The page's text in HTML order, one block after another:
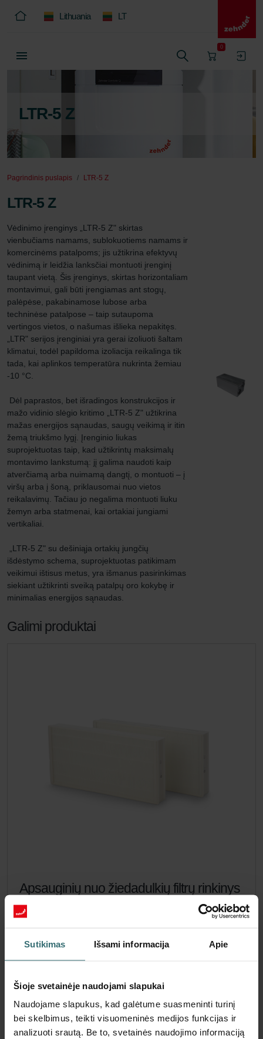
Sutikimas Išsami informacija Apie
Šioje svetainėje naudojami slapukai
Naudojame slapukus, kad galėtume suasmeninti turinį
bei skelbimus, teikti visuomeninės medijos funkcijas ir
analizuoti srautą. Be to, svetainės naudojimo informaciją
Lithuania LT
0
LTR-5 Z
Pagrindinis puslapis LTR-5 Z
LTR-5 Z
Vėdinimo įrenginys „LTR-5 Z" skirtas
vienbučiams namams, sublokuotiems namams ir
komercinėms patalpoms; jis užtikrina efektyvų
vėdinimą ir leidžia lanksčiai montuoti įrenginį
taupant vietą. Šis įrenginys, skirtas horizontaliam
montavimui, gali būti įrengiamas ant stogų,
palėpėse, pakabinamose lubose arba
techninėse patalpose – taip sutaupoma
vertingos vietos, o našumas išlieka nepakitęs.
„LTR" serijos įrenginiai yra gerai izoliuoti šaltam
klimatui, todėl papildoma izoliacija reikalinga tik
tada, kai aplinkos temperatūra nukrinta žemiau
-10 °C.
mažo vidinio slėgio kritimo „LTR-5 Z" užtikrina
mažas energijos sąnaudas, saugų veikimą ir itin
žemą triukšmo lygį. Įrenginio liukas
suprojektuotas taip, kad užtikrintų maksimalų
montavimo lankstumą: jį galima naudoti kaip
atverčiamą arba nuimamą dangtį, o montuoti – į
viršų arba į šoną, priklausomai nuo vietos
reikalavimų. Tačiau jo negalima montuoti liuku
žemyn arba statmenai, kai ortakiai jungiami
vertikaliai.
išdėstymo schema, suprojektuotas patikimam
veikimui ištisus metus, yra išmanus pasirinkimas
siekiant užtikrinti sveiką patalpų oro kokybę ir
minimalias energijos sąnaudas.
Galimi produktai
Apsauginių nuo žiedadulkių filtrų rinkinys
– LTR-5 Z | „Zehnder Original"
medienos krosnelių dalelių – ePM1 55 % (F7) / ePM10 60 %
(M5)
Šis produktas randamas šiose kategorijose:
Nėra sandėlyje Šiuo metu nėra prieinama
EUR
54.45